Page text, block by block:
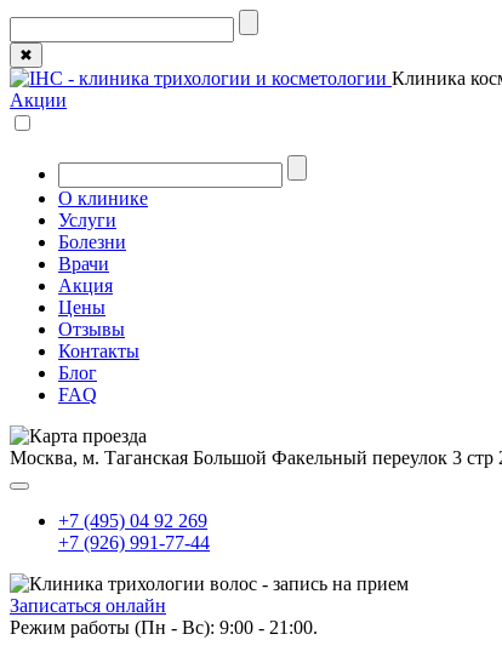
✖
Клиника
Акции
О клинике
Услуги
Болезни
Врачи
Акция
Цены
Отзывы
Контакты
Блог
FAQ
Москва, м. Таганская Большой Факельный переулок 3 стр
+7 (495) 04 92 269
+7 (926) 991-77-44
Записаться онлайн
Режим работы (Пн - Вс): 9:00 - 21:00.